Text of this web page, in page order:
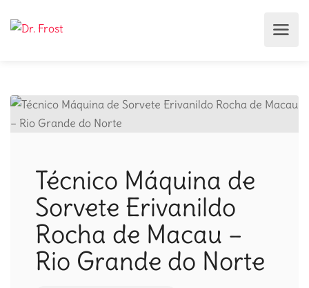
Técnico Máquina de
Sorvete Erivanildo
Rocha de Macau –
Rio Grande do Norte